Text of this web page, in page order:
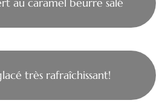
au caramel beurre salé
très rafraîchissant!